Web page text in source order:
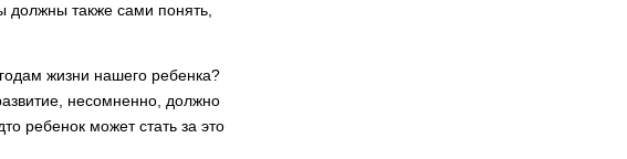
также са­ми понять,
жизни нашего ребенка?
несомненно, должно
ребенок может стать за это